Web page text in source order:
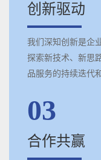
创新驱动
我们深知创新是企
探索新技术、新思
品服务的持续迭代
03
合作共赢